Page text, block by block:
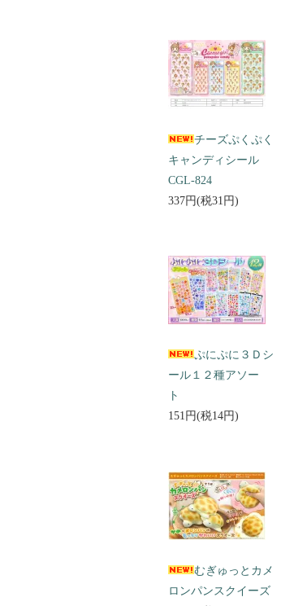
チーズぷくぷく
キャンディシール
CGL-824
337円(税31円)
ぷにぷに３Ｄシ
ール１２種アソー
ト
151円(税14円)
むぎゅっとカメ
ロンパンスクイーズ